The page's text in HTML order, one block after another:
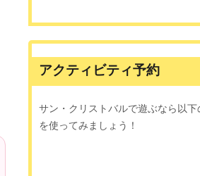
アクティビティ予約
サン・クリストバルで遊ぶなら以下
を使ってみましょう！